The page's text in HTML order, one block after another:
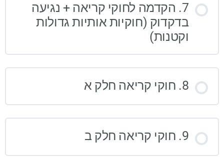
7. הקדמה לחוקי קריאה + נגיעה
בדקדוק (חוקיות אותיות גדולות
וקטנות)
8. חוקי קריאה חלק א
9. חוקי קריאה חלק ב